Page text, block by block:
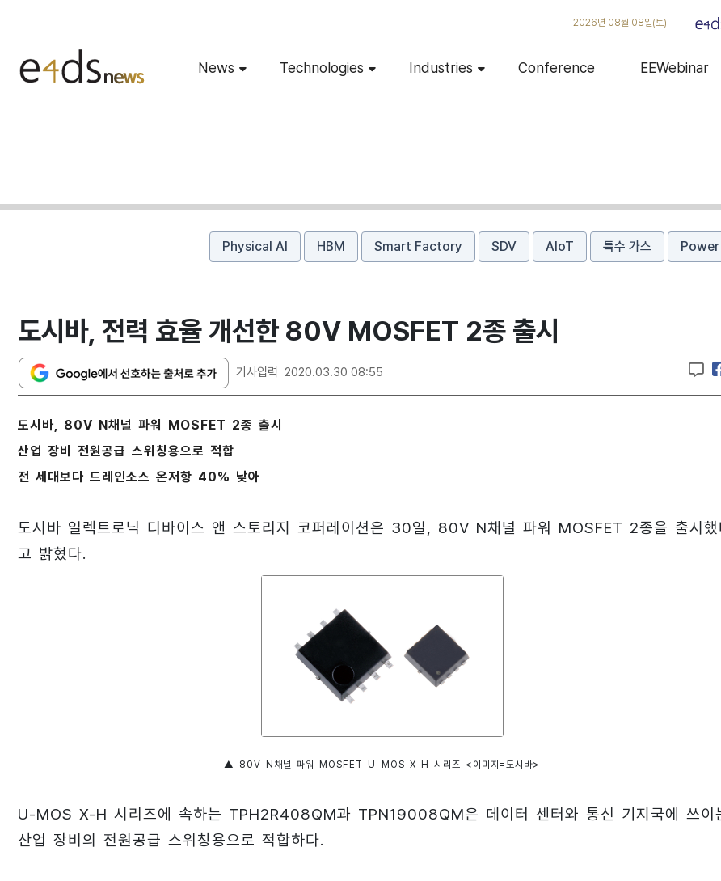
2026년 08월 08일(토)
News Technologies Industries Conference EEWebinar
Physical AI HBM Smart Factory SDV AIoT 특수 가스
도시바, 전력 효율 개선한 80V MOSFET 2종 출시
기사입력 2020.03.30 08:55
도시바, 80V N채널 파워 MOSFET 2종 출시
산업 장비 전원공급 스위칭용으로 적합
전 세대보다 드레인소스 온저항 40% 낮아
도시바 일렉트로닉 디바이스 앤 스토리지 코퍼레이션은 30일, 80V N채널 파워 MOSFET 2종을 출시했
고 밝혔다.
▲ 80V N채널 파워 MOSFET U-MOS X H 시리즈 <이미지=도시바>
U-MOS X-H 시리즈에 속하는 TPH2R408QM과 TPN19008QM은 데이터 센터와 통신 기지국에 쓰이
산업 장비의 전원공급 스위칭용으로 적합하다.